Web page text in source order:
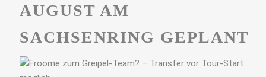
UGUST AM S
ACHSENRING GEPLANT